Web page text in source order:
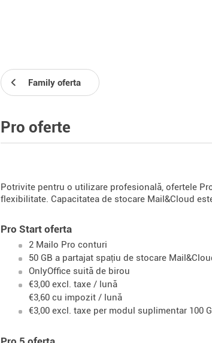
Family oferta
Pro oferte
Potrivite pentru o utilizare profesională, ofertele
flexibilitate. Capacitatea de stocare Mail&Cloud
Pro Start oferta
2 Mailo Pro conturi
50 GB a partajat spațiu de stocare
OnlyOffice suită de birou
€3,00 excl. taxe / lună
€3,60 cu impozit / lună
€3,00 excl. taxe per modul suplimentar 100